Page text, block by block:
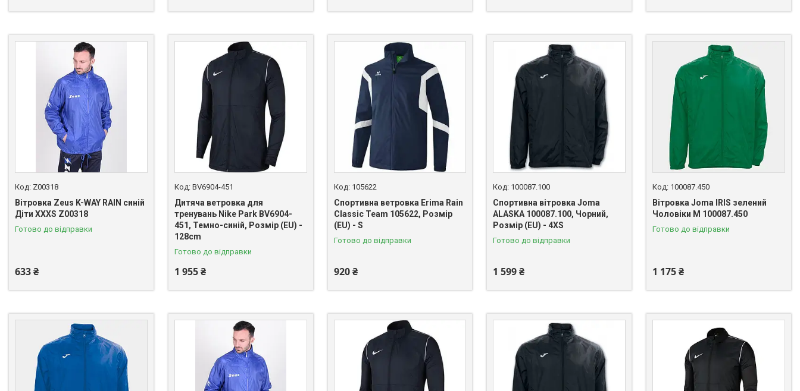
Z00318
Вітровка Zeus K-WAY RAIN синій
Діти XXXS Z00318
Готово до відправки
633 ₴
BV6904-451
Дитяча ветровка для
тренувань Nike Park BV6904-
451, Темно-синій, Розмір (EU) -
128cm
Готово до відправки
1 955 ₴
105622
Спортивна ветровка Erima Rain
Classic Team 105622, Розмір
(EU) - S
Готово до відправки
920 ₴
100087.100
Спортивна вітровка Joma
ALASKA 100087.100, Чорний,
Розмір (EU) - 4XS
Готово до відправки
1 599 ₴
100087.450
Вітровка Joma IRIS зелений
Чоловіки M 100087.450
Готово до відправки
1 175 ₴